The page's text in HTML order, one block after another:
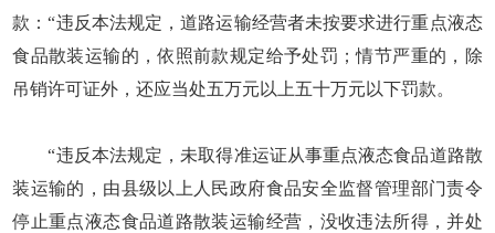
款：“违反本法规定，道路运输经营者未按要求进行重点液态
食品散装运输的，依照前款规定给予处罚；情节严重的，除
吊销许可证外，还应当处五万元以上五十万元以下罚款。
“违反本法规定，未取得准运证从事重点液态食品道路散
装运输的，由县级以上人民政府食品安全监督管理部门责令
停止重点液态食品道路散装运输经营，没收违法所得，并处